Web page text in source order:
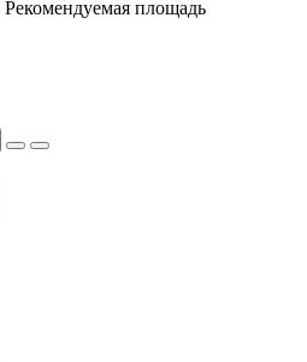
Рекомендуемая площадь